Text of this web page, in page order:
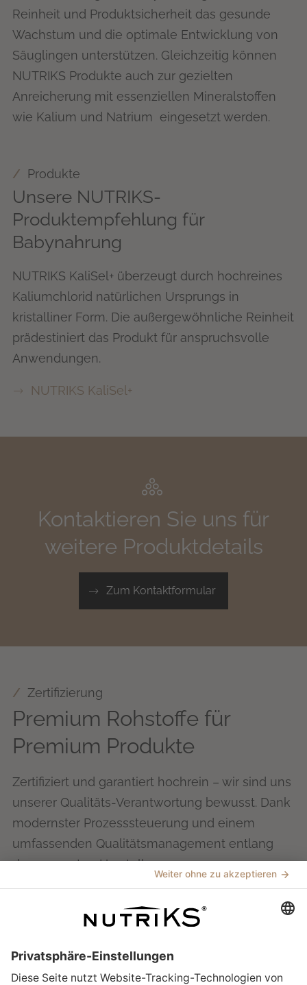
Reinheit und Produktsicherheit das gesunde
Wachstum und die optimale Entwicklung von
Säuglingen unterstützen. Gleichzeitig können
NUTRIKS Produkte auch zur gezielten
Anreicherung mit essenziellen Mineralstoffen
wie Kalium und Natrium eingesetzt werden.
Produkte
Unsere NUTRIKS-
Produktempfehlung für
Babynahrung
NUTRIKS KaliSel+ überzeugt durch hochreines
Kaliumchlorid natürlichen Ursprungs in
kristalliner Form. Die außergewöhnliche Reinheit
prädestiniert das Produkt für anspruchsvolle
Anwendungen.
NUTRIKS KaliSel+
Kontaktieren Sie uns für
weitere Produktdetails
Zum Kontaktformular
Zertifizierung
Premium Rohstoffe für
Premium Produkte
Zertifiziert und garantiert hochrein – wir sind uns
unserer Qualitäts-Verantwortung bewusst. Dank
modernster Prozesssteuerung und einem
umfassenden Qualitätsmanagement entlang
des gesamten Herstellungsprozesses
Vorschriften von Lebensmittel- und
Industrienormen sowie internationaler
tiefen Untertage-Salz-Stollen gewonnene